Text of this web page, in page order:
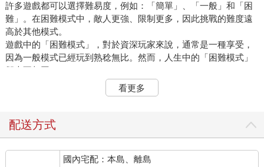
許多遊戲都可以選擇難易度，例如：「簡單」、「一般」和「困
難」。在困難模式中，敵人更強、限制更多，因此挑戰的難度遠
高於其他模式。
遊戲中的「困難模式」，對於資深玩家來說，通常是一種享受，
因為一般模式已經玩到熟稔無比。然而，人生中的「困難模式」
卻大不相同。
畢竟，我們無法選擇出身及境遇，而各種難題往往不顧我們的意
願，接二連三地襲來。你被丟進一場不合理的遊戲中，卻無法自
此外，「活得好累」一詞近來也十分流行，其概念與「人生困難
比方說，你是不是每天都有以下感受？
看更多
配送方式
國內宅配：本島、離島